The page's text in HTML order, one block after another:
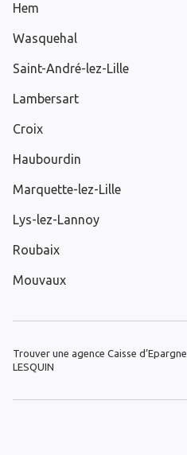
Hem
Wasquehal
Saint-André-lez-Lille
Lambersart
Croix
Haubourdin
Marquette-lez-Lille
Lys-lez-Lannoy
Roubaix
Mouvaux
Trouver une agence Caisse d’Epargne
LESQUIN